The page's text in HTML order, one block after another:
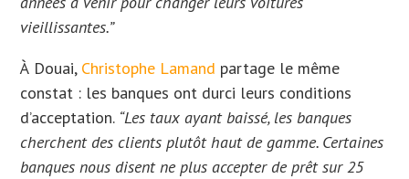
vieillissantes.”
À Douai, Christophe Lamand partage le même
constat : les banques ont durci leurs conditions
d’acceptation. “Les taux ayant baissé, les banques
cherchent des clients plutôt haut de gamme. Certaines
banques nous disent ne plus accepter de prêt sur 25